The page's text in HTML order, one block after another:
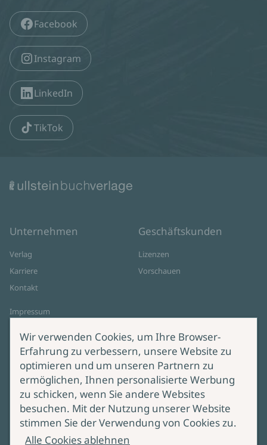
Facebook
Instagram
LinkedIn
TikTok
Unternehmen
Verlag
Karriere
Kontakt
Impressum
Cookie-Einstellungen
AGB Online Shop
Geschäftskunden
Lizenzen
Vorschauen
Service
Lieferung & Versand
Produktsicherheit
Bei Fragen zur Produktsicherheit
wenden Sie sich bitte an
Wir verwenden Cookies, um Ihre Browser-
Erfahrung zu verbessern, unsere Website zu
optimieren und um unseren Partnern zu
ermöglichen, Ihnen personalisierte Werbung
zu schicken, wenn Sie andere Websites
besuchen. Mit der Nutzung unserer Website
stimmen Sie der Verwendung von Cookies zu.
Alle Cookies ablehnen